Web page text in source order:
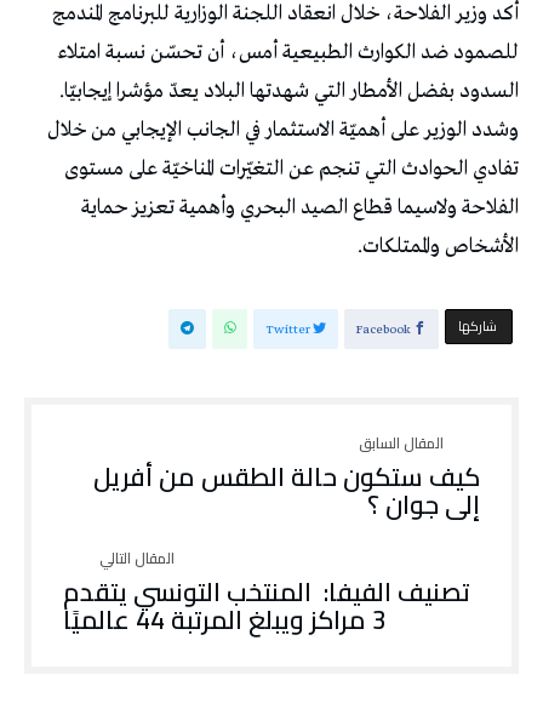
أكد وزير الفلاحة، خلال انعقاد اللجنة الوزارية للبرنامج المندمج
للصمود ضد الكوارث الطبيعية أمس، أن تحسّن نسبة امتلاء
السدود بفضل الأمطار التي شهدتها البلاد يعدّ مؤشرا إيجابيّا.
وشدد الوزير على أهميّة الاستثمار في الجانب الإيجابي من خلال
تفادي الحوادث التي تنجم عن التغيّرات المناخيّة على مستوى
الفلاحة ولاسيما قطاع الصيد البحري وأهمية تعزيز حماية
الأشخاص والممتلكات.
‫‫ شاركها‬ Facebook
Twitter
كيف ستكون حالة الطقس من أفريل
إلى جوان ؟
تصنيف الفيفا: المنتخب التونسي يتقدم